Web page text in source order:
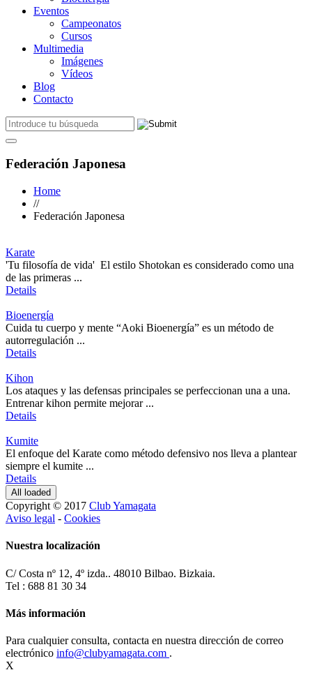
Eventos
Campeonatos
Cursos
Multimedia
Imágenes
Vídeos
Blog
Contacto
Federación Japonesa
Home
//
Federación Japonesa
Karate
'Tu filosofía de vida' El estilo Shotokan es considerado como una
de las primeras ...
Details
Bioenergía
Cuida tu cuerpo y mente “Aoki Bioenergía” es un método de
autorregulación ...
Details
Kihon
Los ataques y las defensas principales se perfeccionan una a una.
Entrenar kihon permite mejorar ...
Details
Kumite
El enfoque del Karate como método defensivo nos lleva a plantear
siempre el kumite ...
Details
All loaded
Copyright © 2017 Club Yamagata
Aviso legal - Cookies
Nuestra localización
C/ Costa nº 12, 4º izda.. 48010 Bilbao. Bizkaia.
Tel : 688 81 30 34
Más información
Para cualquier consulta, contacta en nuestra dirección de correo
electrónico info@clubyamagata.com .
X